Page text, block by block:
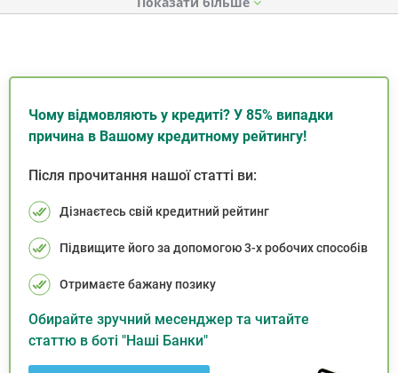
Чому відмовляють у кредиті? У 85% випадки
причина в Вашому кредитному рейтингу!
Після прочитання нашої статті ви:
Дізнаєтесь свій кредитний рейтинг
Підвищите його за допомогою 3-х робочих способів
Отримаєте бажану позику
Обирайте зручний месенджер та читайте
статтю в боті "Наші Банки"